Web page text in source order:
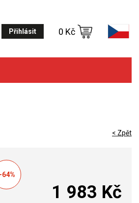
Přihlásit 0 Kč
< Zpět
-64%
1 983 Kč